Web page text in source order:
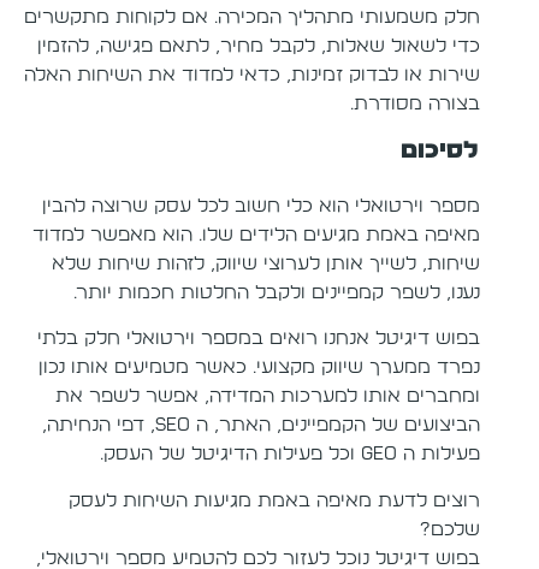
חלק משמעותי מתהליך המכירה. אם לקוחות מתקשרים
כדי לשאול שאלות, לקבל מחיר, לתאם פגישה, להזמין
שירות או לבדוק זמינות, כדאי למדוד את השיחות האלה
בצורה מסודרת.
לסיכום
מספר וירטואלי הוא כלי חשוב לכל עסק שרוצה להבין
מאיפה באמת מגיעים הלידים שלו. הוא מאפשר למדוד
שיחות, לשייך אותן לערוצי שיווק, לזהות שיחות שלא
נענו, לשפר קמפיינים ולקבל החלטות חכמות יותר.
בפוש דיגיטל אנחנו רואים במספר וירטואלי חלק בלתי
נפרד ממערך שיווק מקצועי. כאשר מטמיעים אותו נכון
ומחברים אותו למערכות המדידה, אפשר לשפר את
הביצועים של הקמפיינים, האתר, ה SEO, דפי הנחיתה,
פעילות ה GEO וכל פעילות הדיגיטל של העסק.
רוצים לדעת מאיפה באמת מגיעות השיחות לעסק
שלכם?
בפוש דיגיטל נוכל לעזור לכם להטמיע מספר וירטואלי,